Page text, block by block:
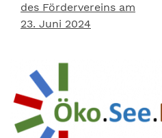
des Fördervereins am
23. Juni 2024